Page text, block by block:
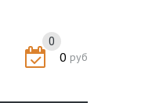
0
0 руб